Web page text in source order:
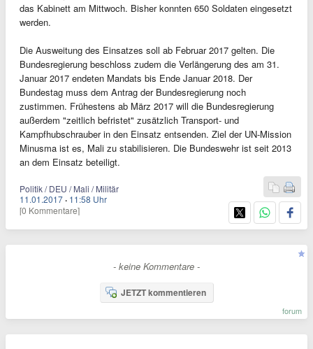
das Kabinett am Mittwoch. Bisher konnten 650 Soldaten eingesetzt
werden.
Die Ausweitung des Einsatzes soll ab Februar 2017 gelten. Die
Bundesregierung beschloss zudem die Verlängerung des am 31.
Januar 2017 endeten Mandats bis Ende Januar 2018. Der
Bundestag muss dem Antrag der Bundesregierung noch
zustimmen. Frühestens ab März 2017 will die Bundesregierung
außerdem "zeitlich befristet" zusätzlich Transport- und
Kampfhubschrauber in den Einsatz entsenden. Ziel der UN-Mission
Minusma ist es, Mali zu stabilisieren. Die Bundeswehr ist seit 2013
an dem Einsatz beteiligt.
Politik / DEU / Mali / Militär
11.01.2017 · 11:58 Uhr
[0 Kommentare]
- keine Kommentare -
JETZT kommentieren
forum